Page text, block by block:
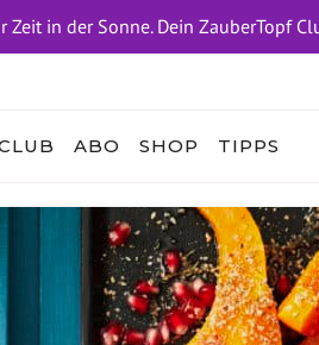
ABO SHOP TIPPS
Zeit in der Sonne. Dein ZauberTopf